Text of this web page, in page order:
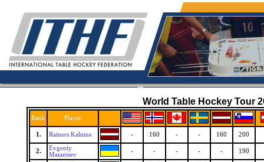
World Table Hockey Tour
Rank Player
1. Rainers Kalnins - 160 - - 160 200
2.
Evgeniy
Matantsev
- - - - - 190